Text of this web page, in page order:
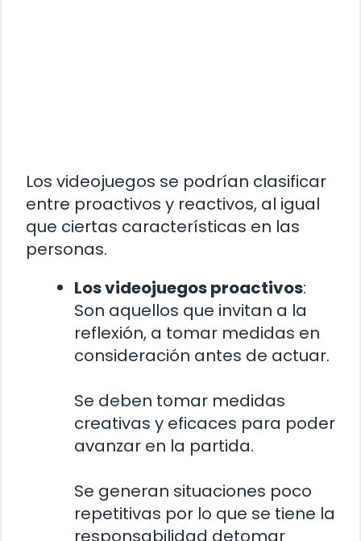
Los videojuegos se podrían clasificar
entre proactivos y reactivos, al igual
que ciertas características en las
personas.
Los videojuegos proactivos:
Son aquellos que invitan a la
reflexión, a tomar medidas en
consideración antes de actuar.
Se deben tomar medidas
creativas y eficaces para poder
avanzar en la partida.
Se generan situaciones poco
repetitivas por lo que se tiene la
responsabilidad detomar